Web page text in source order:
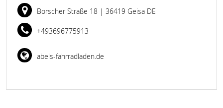
Borscher Straße 18 | 36419 Geisa DE
+493696775913
abels-fahrradladen.de